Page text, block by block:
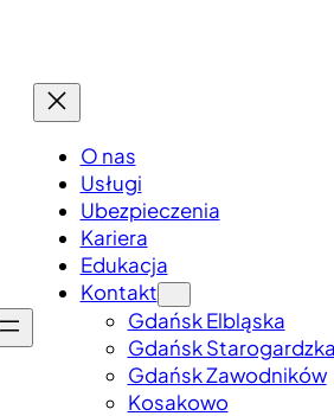
O nas
Usługi
Ubezpieczenia
Kariera
Edukacja
Kontakt
Gdańsk Elbląska
Gdańsk
Gdańsk Zawodników
Kosakowo